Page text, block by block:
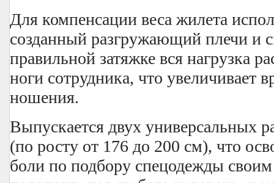
Для компенсации веса жилета
созданный разгружающий плечи и
правильной затяжке вся нагрузка
ноги сотрудника, что увеличивает
ношения.
Выпускается двух универсальных
(по росту от 176 до 200 см), что
боли по подбору спецодежды